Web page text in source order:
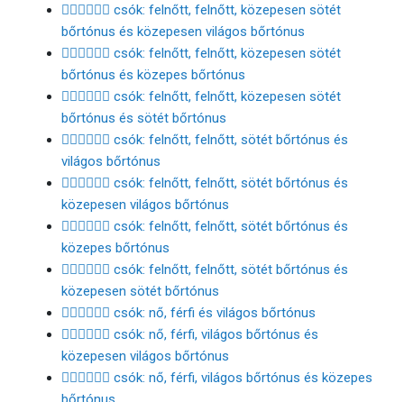
🧑🏾‍❤️‍💋‍🧑🏼 csók: felnőtt, felnőtt, közepesen sötét
bőrtónus és közepesen világos bőrtónus
🧑🏾‍❤️‍💋‍🧑🏽 csók: felnőtt, felnőtt, közepesen sötét
bőrtónus és közepes bőrtónus
🧑🏾‍❤️‍💋‍🧑🏿 csók: felnőtt, felnőtt, közepesen sötét
bőrtónus és sötét bőrtónus
🧑🏿‍❤️‍💋‍🧑🏻 csók: felnőtt, felnőtt, sötét bőrtónus és
világos bőrtónus
🧑🏿‍❤️‍💋‍🧑🏼 csók: felnőtt, felnőtt, sötét bőrtónus és
közepesen világos bőrtónus
🧑🏿‍❤️‍💋‍🧑🏽 csók: felnőtt, felnőtt, sötét bőrtónus és
közepes bőrtónus
🧑🏿‍❤️‍💋‍🧑🏾 csók: felnőtt, felnőtt, sötét bőrtónus és
közepesen sötét bőrtónus
👩🏻‍❤️‍💋‍👨🏻 csók: nő, férfi és világos bőrtónus
👩🏻‍❤️‍💋‍👨🏼 csók: nő, férfi, világos bőrtónus és
közepesen világos bőrtónus
👩🏻‍❤️‍💋‍👨🏽 csók: nő, férfi, világos bőrtónus és közepes